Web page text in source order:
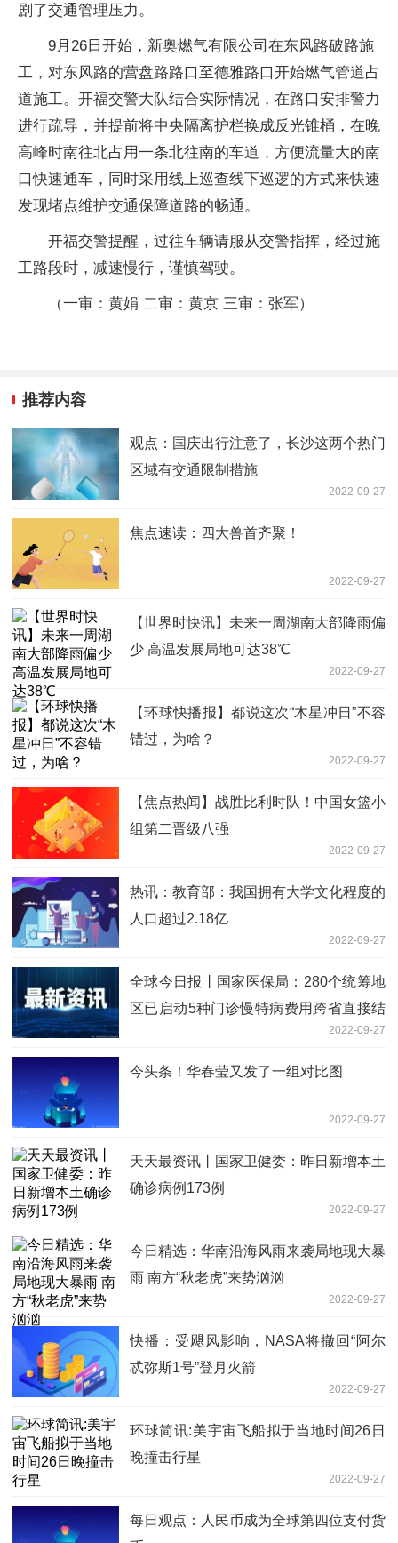
剧了交通管理压力。
9月26日开始，新奥燃气有限公司在东风路破路施
工，对东风路的营盘路路口至德雅路口开始燃气管道占
道施工。开福交警大队结合实际情况，在路口安排警力
进行疏导，并提前将中央隔离护栏换成反光锥桶，在晚
高峰时南往北占用一条北往南的车道，方便流量大的南
口快速通车，同时采用线上巡查线下巡逻的方式来快速
发现堵点维护交通保障道路的畅通。
开福交警提醒，过往车辆请服从交警指挥，经过施
工路段时，减速慢行，谨慎驾驶。
（一审：黄娟 二审：黄京 三审：张军）
推荐内容
观点：国庆出行注意了，长沙这两个热门
区域有交通限制措施
2022-09-27
焦点速读：四大兽首齐聚！
2022-09-27
【世界时快讯】未来一周湖南大部降雨偏
少 高温发展局地可达38℃
2022-09-27
【环球快播报】都说这次“木星冲日”不容
错过，为啥？
2022-09-27
【焦点热闻】战胜比利时队！中国女篮小
组第二晋级八强
2022-09-27
热讯：教育部：我国拥有大学文化程度的
人口超过2.18亿
2022-09-27
全球今日报丨国家医保局：280个统筹地
区已启动5种门诊慢特病费用跨省直接结
2022-09-27
今头条！华春莹又发了一组对比图
2022-09-27
天天最资讯丨国家卫健委：昨日新增本土
确诊病例173例
2022-09-27
今日精选：华南沿海风雨来袭局地现大暴
雨 南方“秋老虎”来势汹汹
2022-09-27
快播：受飓风影响，NASA将撤回“阿尔
忒弥斯1号”登月火箭
2022-09-27
环球简讯:美宇宙飞船拟于当地时间26日
晚撞击行星
2022-09-27
每日观点：人民币成为全球第四位支付货